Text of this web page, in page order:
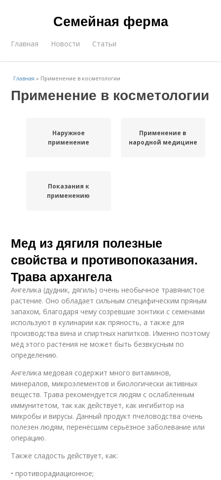
Семейная ферма
Главная Новости Статьи
Главная » Применение в косметологии
Применение в косметологии
Наружное
применение
Применение в
народной медицине
Показания к
применению
Мед из дягиля полезные
свойства и противопоказания.
Трава архангела
Ангелика (дудник, дягиль) очень необычное травянистое
растение. Оно обладает сильным специфическим пряным
запахом, благодаря чему созревшие зонтики с семенами
используют в кулинарии как пряность, а также для
производства вина и спиртных напитков. Именно поэтому
мёд этого растения не может быть безвкусным по
определению.
Ангелика медовая содержит много витаминов,
минералов, микроэлементов и биологически активных
веществ. Трава рекомендуется людям с ослабленным
иммунитетом, так как действует, как ингибитор на
микробы и вирусы. Данный продукт пчеловодства очень
полезен людям, перенёсшим серьёзное заболевание или
операцию.
Также сладость действует, как:
• противорадиационное;